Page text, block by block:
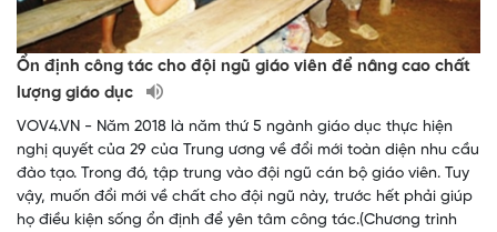
Ổn định công tác cho đội ngũ giáo viên để nâng cao chất
lượng giáo dục
VOV4.VN - Năm 2018 là năm thứ 5 ngành giáo dục thực hiện
nghị quyết của 29 của Trung ương về đổi mới toàn diện nhu cầu
đào tạo. Trong đó, tập trung vào đội ngũ cán bộ giáo viên. Tuy
vậy, muốn đổi mới về chất cho đội ngũ này, trước hết phải giúp
họ điều kiện sống ổn định để yên tâm công tác.(Chương trình